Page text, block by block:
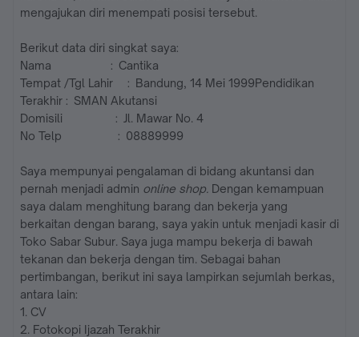
mengajukan diri menempati posisi tersebut.
Berikut data diri singkat saya:
Nama : Cantika
Tempat /Tgl Lahir : Bandung, 14 Mei 1999Pendidikan
Terakhir : SMAN Akutansi
Domisili : Jl. Mawar No. 4
No Telp : 08889999
Saya mempunyai pengalaman di bidang akuntansi dan
pernah menjadi admin online shop. Dengan kemampuan
saya dalam menghitung barang dan bekerja yang
berkaitan dengan barang, saya yakin untuk menjadi kasir di
Toko Sabar Subur. Saya juga mampu bekerja di bawah
tekanan dan bekerja dengan tim. Sebagai bahan
pertimbangan, berikut ini saya lampirkan sejumlah berkas,
antara lain:
1. CV
2. Fotokopi Ijazah Terakhir